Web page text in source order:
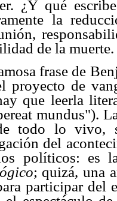
¿Y qué
la
de la muerte.
frase de
proyecto de
que leerla
mundus").
todo lo vivo,
del
políticos: es
; quizá, una
participar del